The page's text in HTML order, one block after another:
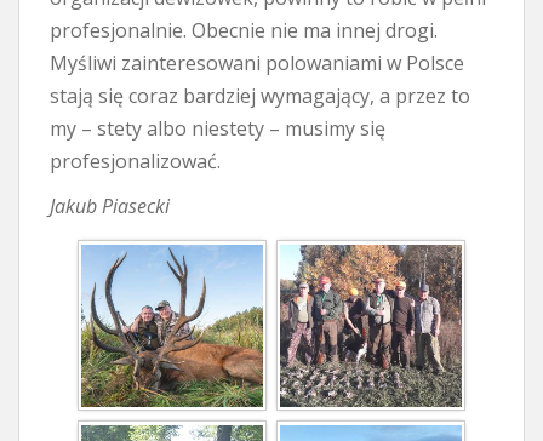
profesjonalnie. Obecnie nie ma innej drogi.
Myśliwi zainteresowani polowaniami w Polsce
stają się coraz bardziej wymagający, a przez to
my – stety albo niestety – musimy się
profesjonalizować.
Jakub Piasecki